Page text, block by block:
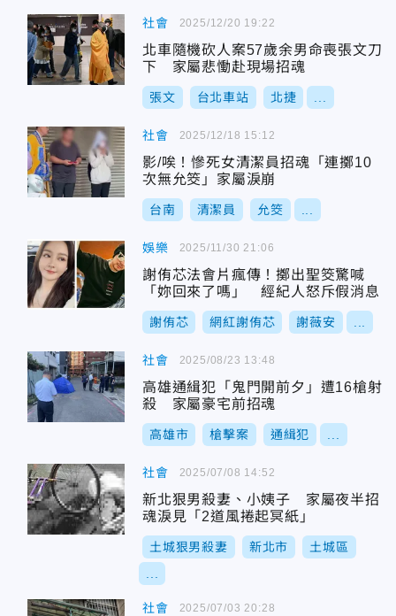
社會
北車隨機砍人案57歲余男命喪張文刀
下 家屬悲慟赴現場招魂
張文 台北車站 北捷
2025/12/20 19:22
社會
影/唉！慘死女清潔員招魂「連擲10
次無允筊」家屬淚崩
台南 清潔員 允筊
2025/12/18 15:12
娛樂
謝侑芯法會片瘋傳！擲出聖筊驚喊
「妳回來了嗎」 經紀人怒斥假消息
謝侑芯 網紅謝侑芯 謝薇安
2025/11/30 21:06
社會
高雄通緝犯「鬼門開前夕」遭16槍射
殺 家屬豪宅前招魂
高雄市 槍擊案 通緝犯
2025/08/23 13:48
社會
新北狠男殺妻、小姨子 家屬夜半招
魂淚見「2道風捲起冥紙」
土城狠男殺妻 新北市 土城區
2025/07/08 14:52
社會 2025/07/03 20:28